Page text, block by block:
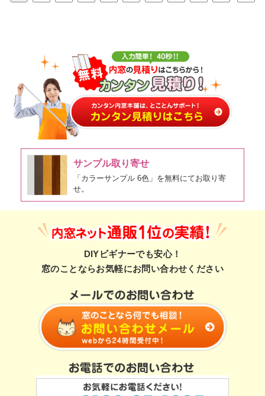
サンプル取り寄せ
「カラーサンプル 6色」を無料にてお取り寄
せ。
DIYビギナーでも安心！
窓のことならお気軽にお問い合わせください